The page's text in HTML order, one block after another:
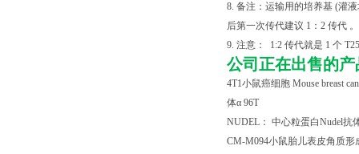
8. 备注：运输用的培养基 (灌
后第一次传代建议 1：2 传代 。
9. 注意： 1:2 传代就是 1 个
公司正在出售的产
4T1小鼠癌细胞 Mouse breast
体α 96T
NUDEL ： 中心粒蛋白Nudel抗
CM-M094小鼠胎儿表皮角质形